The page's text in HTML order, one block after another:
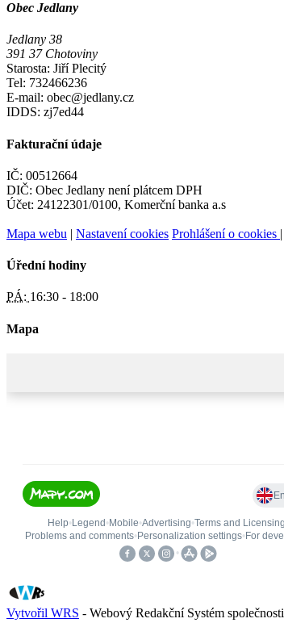
Obec Jedlany
Jedlany 38
391 37 Chotoviny
Starosta: Jiří Plecitý
Tel: 732466236
E-mail: obec@jedlany.cz
IDDS: zj7ed44
Fakturační údaje
IČ: 00512664
DIČ: Obec Jedlany není plátcem DPH
Účet: 24122301/0100, Komerční banka a.s
Mapa webu | Nastavení cookies Prohlášení o cookies |
Úřední hodiny
PÁ: 16:30 - 18:00
Mapa
Vytvořil WRS - Webový Redakční Systém společnosti